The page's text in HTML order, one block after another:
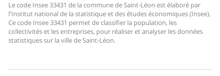
Le code Insee 33431 de la commune de Saint-Léon est élaboré par
l'Institut national de la statistique et des études économiques (Insee).
Ce code Insee 33431 permet de classifier la population, les
collectivités et les entreprises, pour réaliser et analyser les données
statistiques sur la ville de Saint-Léon.